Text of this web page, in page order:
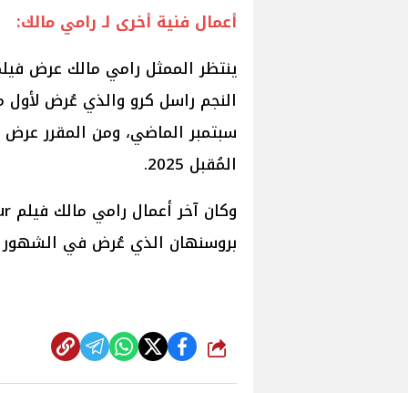
أعمال فنية أخرى لـ رامي مالك:
النجم راسل كرو والذي عُرض
المُقبل 2025.
بروسنهان الذي عُرض في الشهور
شارك